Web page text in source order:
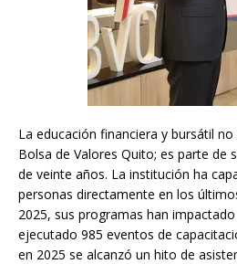
La educación financiera y bursátil
Bolsa de Valores Quito; es parte de
de veinte años. La institución ha
personas directamente en los
2025, sus programas han
ejecutado 985 eventos de
en 2025 se alcanzó un hito de